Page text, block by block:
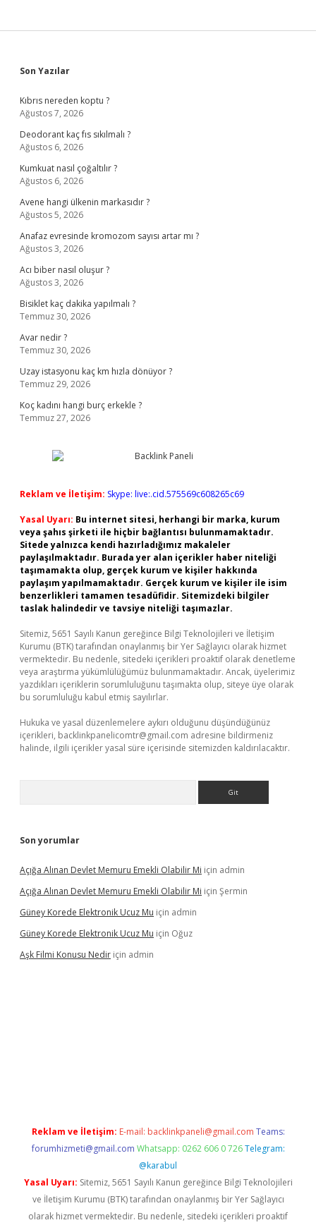
Sidebar
Son Yazılar
Kıbrıs nereden koptu ?
Ağustos 7, 2026
Deodorant kaç fıs sıkılmalı ?
Ağustos 6, 2026
Kumkuat nasıl çoğaltılır ?
Ağustos 6, 2026
Avene hangi ülkenin markasıdır ?
Ağustos 5, 2026
Anafaz evresinde kromozom sayısı artar mı ?
Ağustos 3, 2026
Acı biber nasıl oluşur ?
Ağustos 3, 2026
Bisiklet kaç dakika yapılmalı ?
Temmuz 30, 2026
Avar nedir ?
Temmuz 30, 2026
Uzay istasyonu kaç km hızla dönüyor ?
Temmuz 29, 2026
Koç kadını hangi burç erkekle ?
Temmuz 27, 2026
Reklam ve İletişim: Skype: live:.cid.575569c608265c69
Yasal Uyarı: Bu internet sitesi, herhangi bir marka, kurum
veya şahıs şirketi ile hiçbir bağlantısı bulunmamaktadır.
Sitede yalnızca kendi hazırladığımız makaleler
paylaşılmaktadır. Burada yer alan içerikler haber niteliği
taşımamakta olup, gerçek kurum ve kişiler hakkında
paylaşım yapılmamaktadır. Gerçek kurum ve kişiler ile isim
benzerlikleri tamamen tesadüfidir. Sitemizdeki bilgiler
taslak halindedir ve tavsiye niteliği taşımazlar.
Sitemiz, 5651 Sayılı Kanun gereğince Bilgi Teknolojileri ve İletişim
Kurumu (BTK) tarafından onaylanmış bir Yer Sağlayıcı olarak hizmet
vermektedir. Bu nedenle, sitedeki içerikleri proaktif olarak denetleme
veya araştırma yükümlülüğümüz bulunmamaktadır. Ancak, üyelerimiz
yazdıkları içeriklerin sorumluluğunu taşımakta olup, siteye üye olarak
bu sorumluluğu kabul etmiş sayılırlar.
Hukuka ve yasal düzenlemelere aykırı olduğunu düşündüğünüz
içerikleri, backlinkpanelicomtr@gmail.com adresine bildirmeniz
halinde, ilgili içerikler yasal süre içerisinde sitemizden kaldırılacaktır.
Son yorumlar
Açığa Alınan Devlet Memuru Emekli Olabilir Mi için admin
Açığa Alınan Devlet Memuru Emekli Olabilir Mi için Şermin
Güney Korede Elektronik Ucuz Mu için admin
Güney Korede Elektronik Ucuz Mu için Oğuz
Aşk Filmi Konusu Nedir için admin
Reklam ve İletişim: E-mail: backlinkpaneli@gmail.com Teams:
forumhizmeti@gmail.com Whatsapp: 0262 606 0 726 Telegram:
@karabul
Yasal Uyarı: Sitemiz, 5651 Sayılı Kanun gereğince Bilgi Teknolojileri
ve İletişim Kurumu (BTK) tarafından onaylanmış bir Yer Sağlayıcı
olarak hizmet vermektedir. Bu nedenle, sitedeki içerikleri proaktif